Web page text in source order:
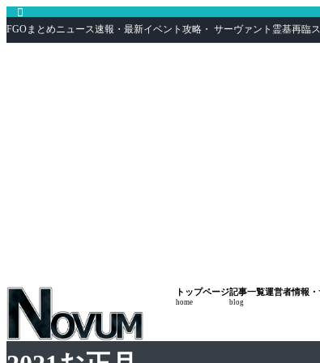

FGOまとめニュース速報・最新イベント攻略・ サーヴァント霊基再臨
トップページ
home
記事一覧
blog
運営者情報